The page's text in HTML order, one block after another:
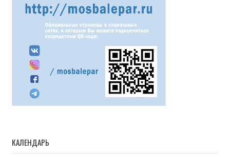
КАЛЕНДАРЬ